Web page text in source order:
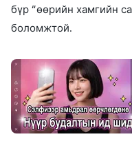
бүр “өөрийн хамгийн
боломжтой.